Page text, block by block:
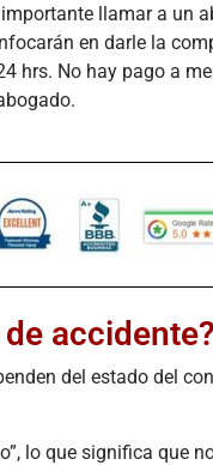
llamar a un
en darle la
hrs. No hay pago a
accidente?
del estado del
lo que significa que